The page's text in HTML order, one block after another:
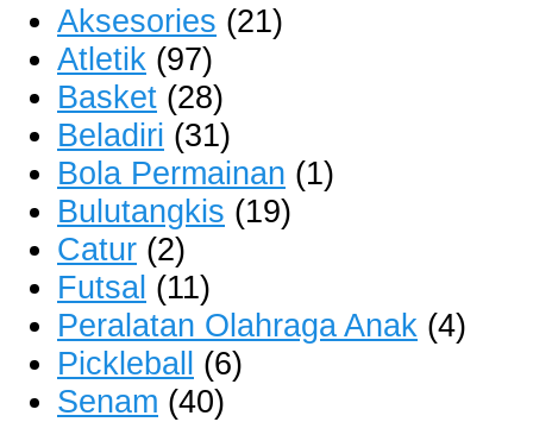
Aksesories (21)
Atletik (97)
Basket (28)
Beladiri (31)
Bola Permainan (1)
Bulutangkis (19)
Catur (2)
Futsal (11)
Peralatan Olahraga Anak (4)
Pickleball (6)
Senam (40)